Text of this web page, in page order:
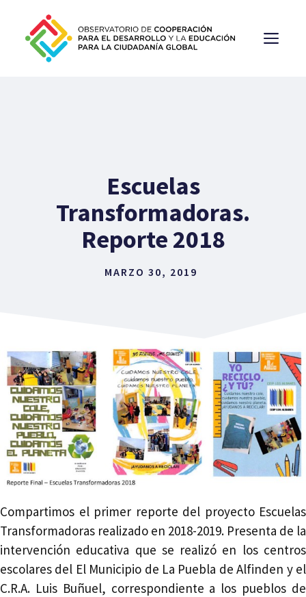
contenido
Escuelas
Transformadoras.
Reporte 2018
MARZO 30, 2019
Compartimos el primer reporte del proyecto Escuelas
Transformadoras realizado en 2018-2019. Presenta de la
intervención educativa que se realizó en los centros
escolares del El Municipio de La Puebla de Alfinden y el
C.R.A. Luis Buñuel, correspondiente a los pueblos de